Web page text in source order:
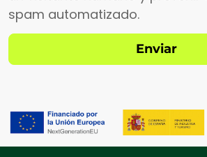
spam automatizado.